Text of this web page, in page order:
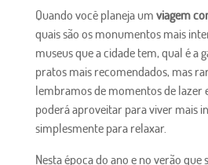
Quando você planeja um viagem
quais são os monumentos mais
museus que a cidade tem, qual é a
pratos mais recomendados, mas
lembramos de momentos de lazer
poderá aproveitar para viver mais
simplesmente para relaxar.
Nesta época do ano e no verão que